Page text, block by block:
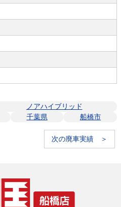
ノアハイブリッド
千葉県 船橋市
次の廃車実績 ＞